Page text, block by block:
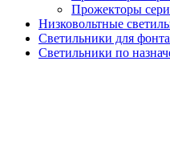
Прожекторы
Низковольтные
Светильники для
Светильники по